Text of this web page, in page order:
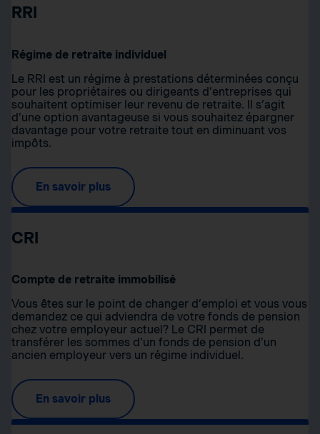
RRI
Régime de retraite individuel
Le RRI est un régime à prestations déterminées conçu
pour les propriétaires ou dirigeants d’entreprises qui
souhaitent optimiser leur revenu de retraite. Il s’agit
d’une option avantageuse si vous souhaitez épargner
davantage pour votre retraite tout en diminuant vos
impôts.
En savoir plus
CRI
Compte de retraite immobilisé
Vous êtes sur le point de changer d’emploi et vous vous
demandez ce qui adviendra de votre fonds de pension
chez votre employeur actuel? Le CRI permet de
transférer les sommes d’un fonds de pension d’un
ancien employeur vers un régime individuel.
En savoir plus